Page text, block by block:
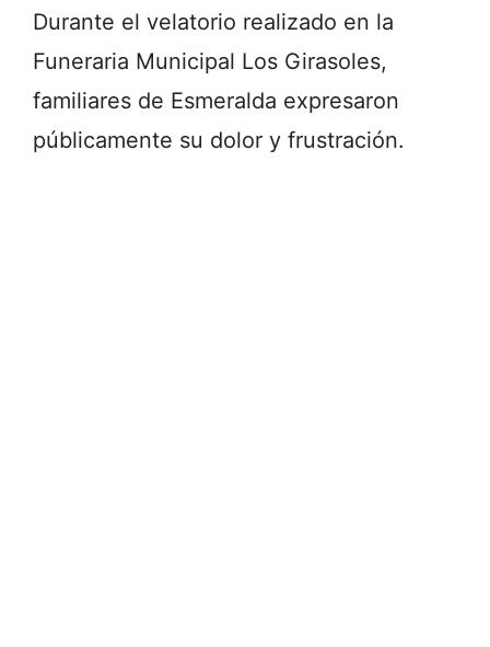
Durante el velatorio realizado en la
Funeraria Municipal Los Girasoles,
familiares de Esmeralda expresaron
públicamente su dolor y frustración.